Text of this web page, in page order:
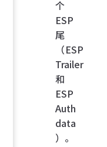
个
ESP
尾
（ESP
Trailer
和
ESP
Auth
data
）。